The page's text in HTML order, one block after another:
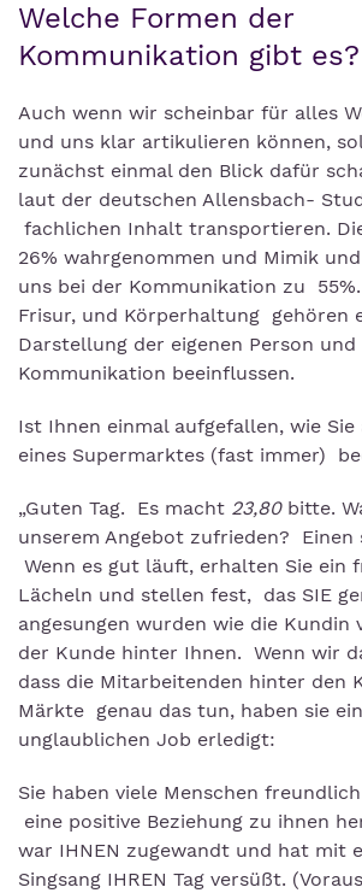
Welche Formen der
Kommunikation gibt es?
Auch wenn wir scheinbar für alles
und uns klar artikulieren können,
zunächst einmal den Blick dafür
laut der deutschen Allensbach-
fachlichen Inhalt transportieren.
26% wahrgenommen und Mimik
uns bei der Kommunikation zu
Frisur, und Körperhaltung gehören
Darstellung der eigenen Person und
Kommunikation beeinflussen.
Ist Ihnen einmal aufgefallen, wie Sie
eines Supermarktes (fast immer)
„Guten Tag. Es macht 23,80bitte.
unserem Angebot zufrieden? Einen
Wenn es gut läuft, erhalten Sie ein
Lächeln und stellen fest, das SIE
angesungen wurden wie die Kundin
der Kunde hinter Ihnen. Wenn wir
dass die Mitarbeitenden hinter den
Märkte genau das tun, haben sie
unglaublichen Job erledigt:
Sie haben viele Menschen
eine positive Beziehung zu ihnen
war IHNEN zugewandt und hat mit
Singsang IHREN Tag versüßt.